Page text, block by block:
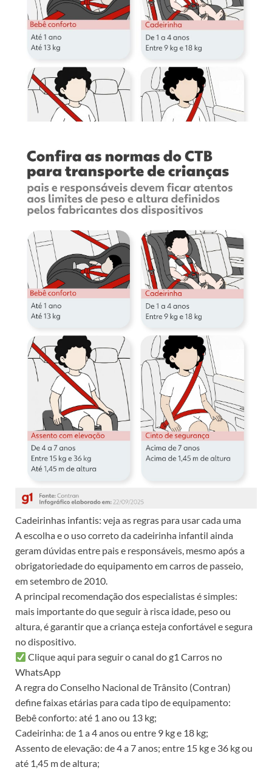
Cadeirinhas infantis: veja as regras para usar cada uma
A escolha e o uso correto da cadeirinha infantil ainda
geram dúvidas entre pais e responsáveis, mesmo após a
obrigatoriedade do equipamento em carros de passeio,
em setembro de 2010.
A principal recomendação dos especialistas é simples:
mais importante do que seguir à risca idade, peso ou
altura, é garantir que a criança esteja confortável e segura
no dispositivo.
Clique aqui para seguir o canal do g1 Carros no
WhatsApp
A regra do Conselho Nacional de Trânsito (Contran)
define faixas etárias para cada tipo de equipamento:
Bebê conforto: até 1 ano ou 13 kg;
Cadeirinha: de 1 a 4 anos ou entre 9 kg e 18 kg;
Assento de elevação: de 4 a 7 anos; entre 15 kg e 36 kg ou
até 1,45 m de altura;